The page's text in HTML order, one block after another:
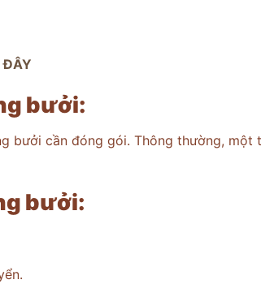
ĐÂY
bưởi:
bưởi cần đóng gói. Thông thường, một
bưởi: